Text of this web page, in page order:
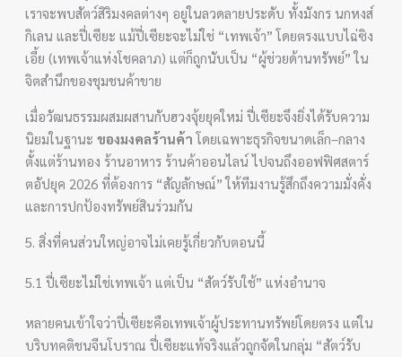
เราจะพบสัตว์สิริมงคลต่างๆ อยู่ในลวดลายประดับ ทั้งมังกร นกหงส์
กิเลน และปี่เซียะ แม้ปี่เซียะจะไม่ใช่ “เทพเจ้า” โดยตรงแบบไฉ่ซิง
เอี้ย (เทพเจ้าแห่งโชคลาภ) แต่ก็ถูกนับเป็น “ผู้ช่วยด้านทรัพย์” ใน
จิตสำนึกของชุมชนค้าขาย
เมื่อวัฒนธรรมผสมผสานกับฮวงจุ้ยยุคใหม่ ปี่เซียะจึงยิ่งได้รับความ
นิยมในฐานะของมงคลร้านค้า โดยเฉพาะธุรกิจขนาดเล็ก–กลาง
ตั้งแต่ร้านทอง ร้านอาหาร ร้านค้าออนไลน์ ไปจนถึงออฟฟิศสตาร์
ตอัปยุค 2026 ที่ต้องการ “สัญลักษณ์” ให้ทีมงานรู้สึกถึงความมั่งคั่ง
และการปกป้องทรัพย์สินร่วมกัน
5. สิ่งที่คนส่วนใหญ่อาจไม่เคยรู้เกี่ยวกับตอนนี้
5.1 ปี่เซียะไม่ใช่เทพเจ้า แต่เป็น “สัตว์รับใช้” แห่งอำนาจ
หลายคนเข้าใจว่าปี่เซียะคือเทพเจ้าผู้ประทานทรัพย์โดยตรง แต่ใน
บริบทคติชนจีนโบราณ ปี่เซียะแท้จริงแล้วถูกจัดในกลุ่ม “สัตว์รับ